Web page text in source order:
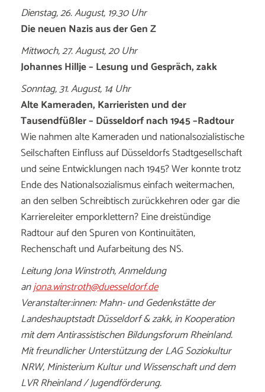
Dienstag, 26. August, 19.30 Uhr
Die neuen Nazis aus der Gen Z
Mittwoch, 27. August, 20 Uhr
Johannes Hillje – Lesung und Gespräch, zakk
Sonntag, 31. August, 14 Uhr
Alte Kameraden, Karrieristen und der
Tausendfüßler – Düsseldorf nach 1945 –Radtour
Wie nahmen alte Kameraden und nationalsozialistische
Seilschaften Einfluss auf Düsseldorfs Stadtgesellschaft
und seine Entwicklungen nach 1945? Wer konnte trotz
Ende des Nationalsozialismus einfach weitermachen,
an den selben Schreibtisch zurückkehren oder gar die
Karriereleiter emporklettern? Eine dreistündige
Radtour auf den Spuren von Kontinuitäten,
Rechenschaft und Aufarbeitung des NS.
Leitung Jona Winstroth, Anmeldung
anjona.winstroth@duesseldorf.de
Veranstalter:innen: Mahn- und Gedenkstätte der
Landeshauptstadt Düsseldorf & zakk, in Kooperation
mit dem Antirassistischen Bildungsforum Rheinland.
Mit freundlicher Unterstützung der LAG Soziokultur
NRW, Ministerium Kultur und Wissenschaft und dem
LVR Rheinland / Jugendförderung.